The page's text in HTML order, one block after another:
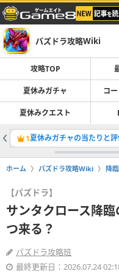
パズドラ攻略Wiki
攻略TOP
夏休みガチャ コ
夏休みクエスト
1夏休みガチャの当たりと
ホーム パズドラ攻略Wiki 降
【パズドラ】
サンタクロース降
つ来る？
パズドラ攻略班
最終更新日：2026.07.24